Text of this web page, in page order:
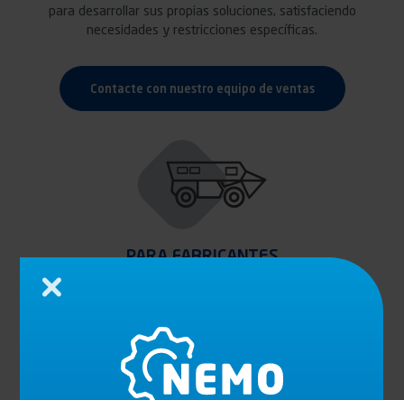
para desarrollar sus propias soluciones, satisfaciendo
necesidades y restricciones específicas.
Contacte con nuestro equipo de ventas
PARA FABRICANTES
Sin duda, más que ningún otro sector, el mundo de la Defensa
está sujeto a restricciones reglamentarias y de seguridad que
requieren exigencias extremas. Somos conscientes de las
circunstancias en las que operan estos vehículos, lo que nos